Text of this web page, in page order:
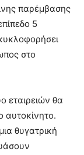
παρέμβασης
5
στο
εταιρειών θα
αυτοκίνητο.
θυγατρική